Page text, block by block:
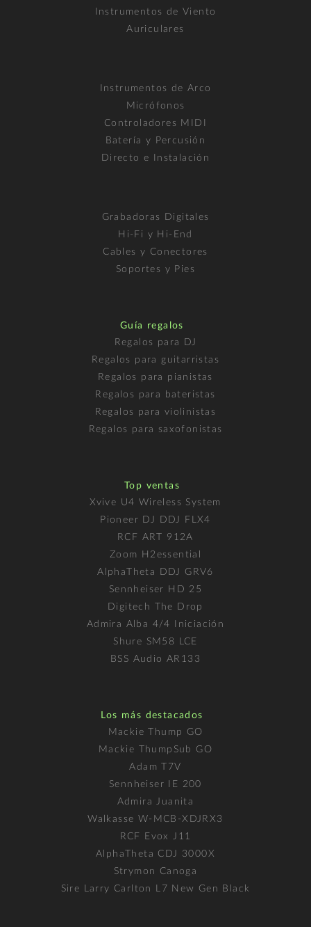
Instrumentos de Viento
Auriculares
Instrumentos de Arco
Micrófonos
Controladores MIDI
Batería y Percusión
Directo e Instalación
Grabadoras Digitales
Hi-Fi y Hi-End
Cables y Conectores
Soportes y Pies
Guía regalos
Regalos para DJ
Regalos para guitarristas
Regalos para pianistas
Regalos para bateristas
Regalos para violinistas
Regalos para saxofonistas
Top ventas
Xvive U4 Wireless System
Pioneer DJ DDJ FLX4
RCF ART 912A
Zoom H2essential
AlphaTheta DDJ GRV6
Sennheiser HD 25
Digitech The Drop
Admira Alba 4/4 Iniciación
Shure SM58 LCE
BSS Audio AR133
Los más destacados
Mackie Thump GO
Mackie ThumpSub GO
Adam T7V
Sennheiser IE 200
Admira Juanita
Walkasse W-MCB-XDJRX3
RCF Evox J11
AlphaTheta CDJ 3000X
Strymon Canoga
Sire Larry Carlton L7 New Gen Black